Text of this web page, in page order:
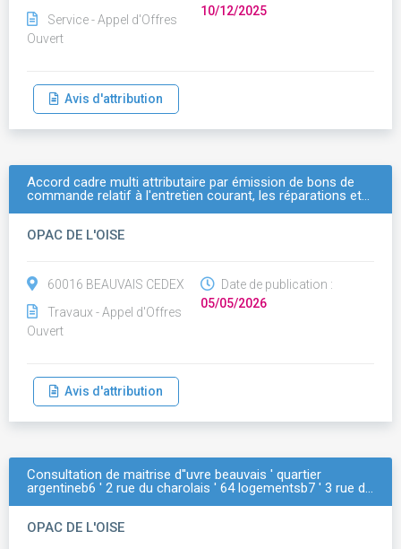
Service - Appel d'Offres
Ouvert
10/12/2025
Avis d'attribution
Accord cadre multi attributaire par émission de bons de
commande relatif à l'entretien courant, les réparations et…
OPAC DE L'OISE
60016 BEAUVAIS CEDEX
Travaux - Appel d'Offres
Ouvert
Date de publication :
05/05/2026
Avis d'attribution
Consultation de maitrise d''uvre beauvais ' quartier
argentineb6 ' 2 rue du charolais ' 64 logementsb7 ' 3 rue d…
OPAC DE L'OISE